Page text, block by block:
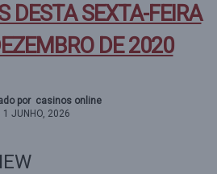
DESTA SEXTA-FEIRA
DE 2020
por casinos online
1 JUNHO, 2026